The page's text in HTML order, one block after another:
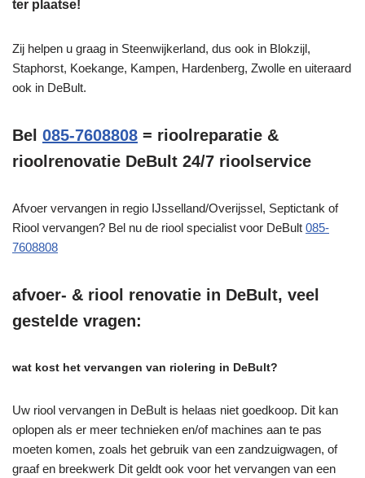
ter plaatse!
Zij helpen u graag in Steenwijkerland, dus ook in Blokzijl,
Staphorst, Koekange, Kampen, Hardenberg, Zwolle en uiteraard
ook in DeBult.
Bel 085-7608808 = rioolreparatie &
rioolrenovatie DeBult 24/7 rioolservice
Afvoer vervangen in regio IJsselland/Overijssel, Septictank of
Riool vervangen? Bel nu de riool specialist voor DeBult 085-
7608808
afvoer- & riool renovatie in DeBult, veel
gestelde vragen:
wat kost het vervangen van riolering in DeBult?
Uw riool vervangen in DeBult is helaas niet goedkoop. Dit kan
oplopen als er meer technieken en/of machines aan te pas
moeten komen, zoals het gebruik van een zandzuigwagen, of
graaf en breekwerk Dit geldt ook voor het vervangen van een